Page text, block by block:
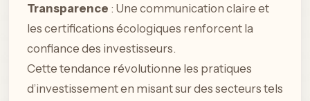
Transparence : Une communication claire et
les certifications écologiques renforcent la
confiance des investisseurs.
Cette tendance révolutionne les pratiques
d’investissement en misant sur des secteurs tels